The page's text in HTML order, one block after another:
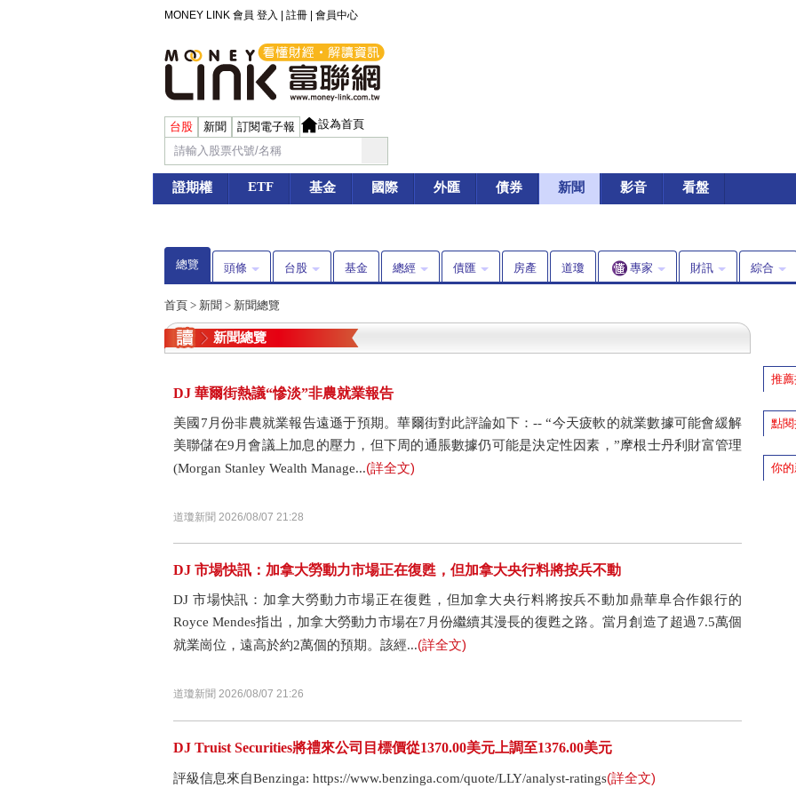
MONEY LINK 會員 登入 註冊 會員中心
台股 新聞 訂閱電子報 設為首頁
證期權 ETF 基金 國際 外匯 債券 新聞 影音 看盤
總覽 頭條 台股 基金 總經 債匯 房產 道瓊 專家 財訊 綜合
首頁 > 新聞 > 新聞總覽
新聞總覽
DJ 華爾街熱議“慘淡”非農就業報告
美國7月份非農就業報告遠遜于預期。華爾街對此評論如下：-- “今天疲軟的就業數據可能會緩解
美聯儲在9月會議上加息的壓力，但下周的通脹數據仍可能是決定性因素，”摩根士丹利財富管理
(Morgan Stanley Wealth Manage...(詳全文)
道瓊新聞 2026/08/07 21:28
DJ 市場快訊：加拿大勞動力市場正在復甦，但加拿大央行料將按兵不動
DJ 市場快訊：加拿大勞動力市場正在復甦，但加拿大央行料將按兵不動加鼎華阜合作銀行的
Royce Mendes指出，加拿大勞動力市場在7月份繼續其漫長的復甦之路。當月創造了超過7.5萬個
就業崗位，遠高於約2萬個的預期。該經...(詳全文)
道瓊新聞 2026/08/07 21:26
DJ Truist Securities將禮來公司目標價從1370.00美元上調至1376.00美元
評級信息來自Benzinga: https://www.benzinga.com/quote/LLY/analyst-ratings(詳全文)
推
點
你